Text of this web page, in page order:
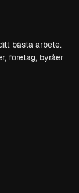
bästa arbete.
företag, byråer